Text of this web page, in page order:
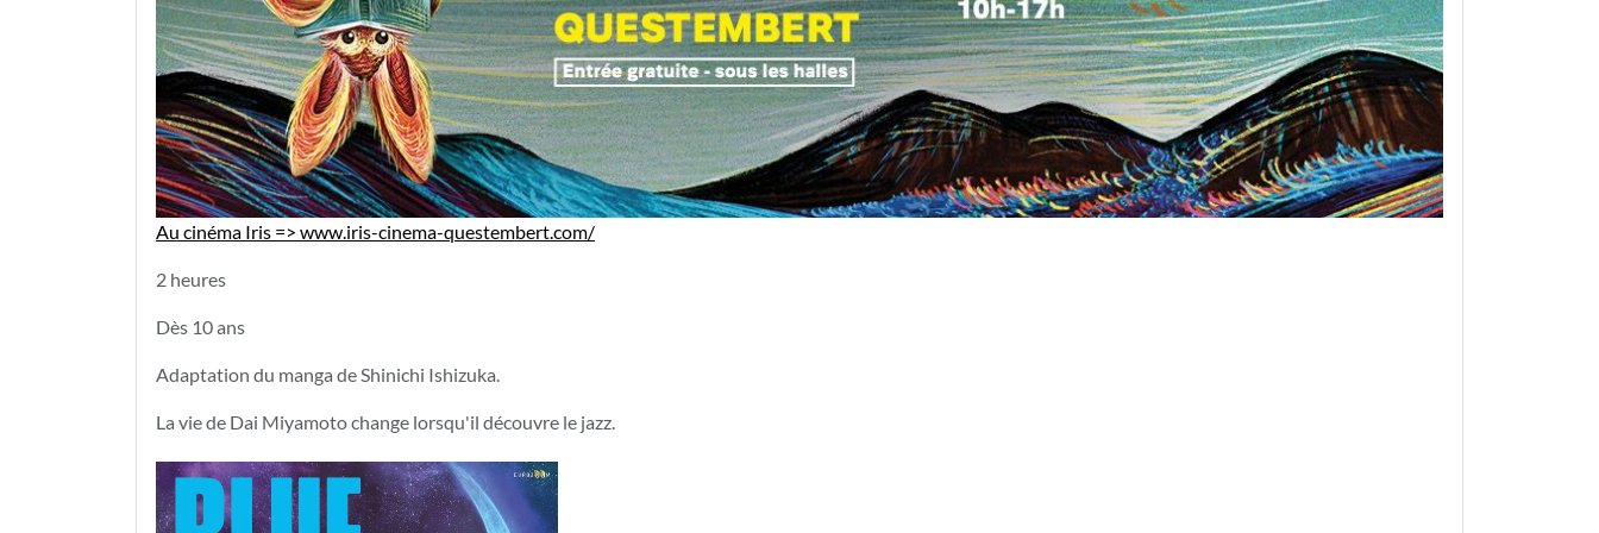
Au cinéma Iris => www.iris-cinema-questembert.com/
2 heures
Dès 10 ans
Adaptation du manga de Shinichi Ishizuka.
La vie de Dai Miyamoto change lorsqu'il découvre le jazz.